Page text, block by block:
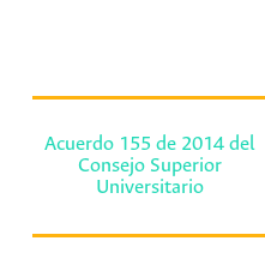
Acuerdo 155 de 2014 del
Consejo Superior
Universitario